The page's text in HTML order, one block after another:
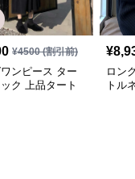
¥4500(割引前)
ンピース ター
ック 上品タート
¥
ロン
トル